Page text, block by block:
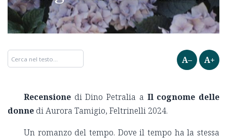
A– A+
Recensione di Dino Petralia a Il cognome delle
donne di Aurora Tamigio, Feltrinelli 2024.
Un romanzo del tempo. Dove il tempo ha la stessa